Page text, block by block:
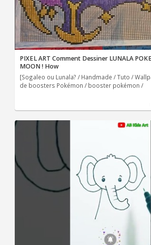
PIXEL ART Comment Dessiner LUNALA
MOON ! How
[Sogaleo ou Lunala? / Handmade / Tuto /
de boosters Pokémon / booster pokémon /